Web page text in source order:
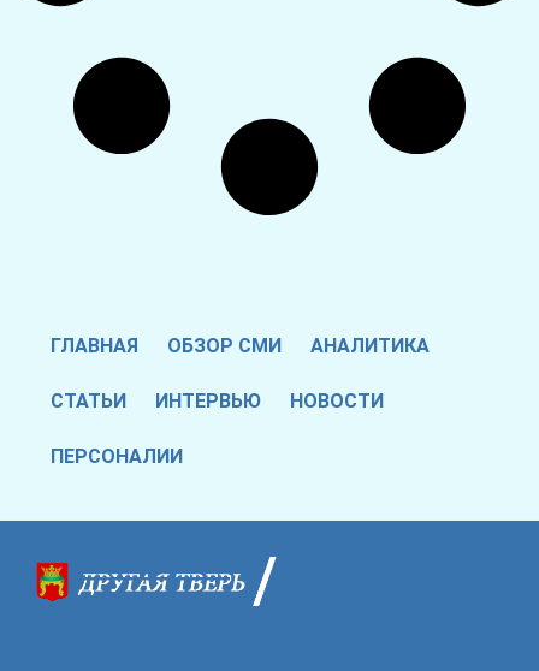
ГЛАВНАЯ ОБЗОР СМИ АНАЛИТИКА
СТАТЬИ ИНТЕРВЬЮ НОВОСТИ
ПЕРСОНАЛИИ